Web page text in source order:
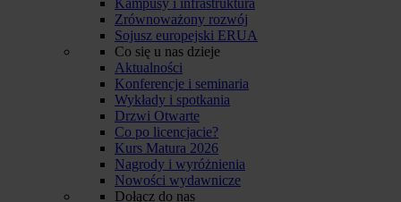
Zrównoważony rozwój
Sojusz europejski ERUA
Co się u nas dzieje
Aktualności
Konferencje i seminaria
Wykłady i spotkania
Drzwi Otwarte
Co po licencjacie?
Kurs Matura 2026
Nagrody i wyróżnienia
Nowości wydawnicze
Dołącz do nas